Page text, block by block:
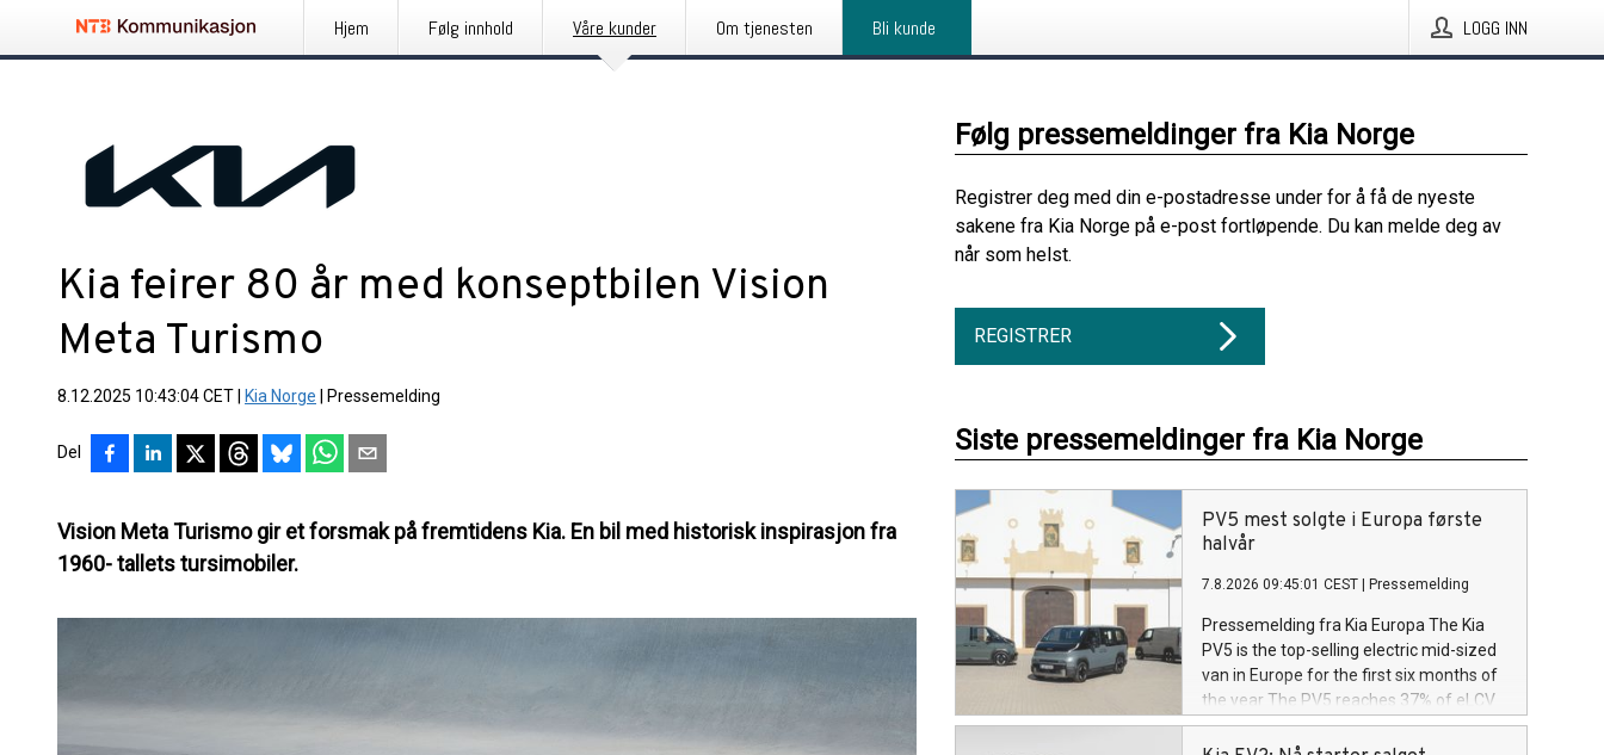
Hjem Følg innhold Våre kunder Om tjenesten Bli kunde LOGG INN
Kia feirer 80 år med konseptbilen Vision
Meta Turismo
8.12.2025 10:43:04 CET Kia Norge Pressemelding
Del
Vision Meta Turismo gir et forsmak på fremtidens Kia. En bil med historisk inspirasjon fra
1960- tallets tursimobiler.
Følg pressemeldinger fra Kia Norge
Registrer deg med din e-postadresse under for å få de nyeste
sakene fra Kia Norge på e-post fortløpende. Du kan melde deg av
når som helst.
REGISTRER
Siste pressemeldinger fra Kia Norge
PV5 mest solgte i Europa første
halvår
7.8.2026 09:45:01 CEST Pressemelding
Pressemelding fra Kia Europa The Kia
PV5 is the top-selling electric mid-sized
van in Europe for the first six months of
the year The PV5 reaches 37% of eLCV
C-segment market share in Europe
thanks to the integration of software